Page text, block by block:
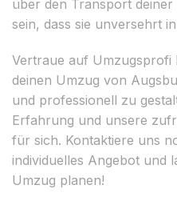
über den Transport
sein, dass sie unversehrt
Vertraue auf Umzugsprofi
deinen Umzug von
und professionell zu
Erfahrung und unsere
für sich. Kontaktiere uns
individuelles Angebot und
Umzug planen!